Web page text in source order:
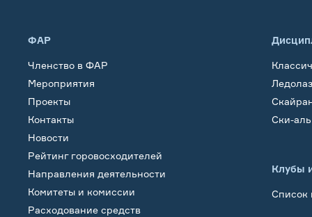
ФАР
Членство в ФАР
Мероприятия
Проекты
Контакты
Новости
Рейтинг горовосходителей
Направления деятельности
Комитеты и комиссии
Расходование средств
Ски-
Клубы
Список